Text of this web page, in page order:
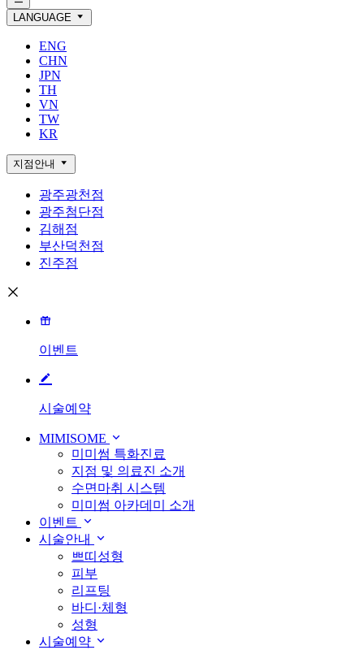
LANGUAGE
ENG
CHN
JPN
TH
VN
TW
KR
지점안내
광주광천점
광주첨단점
김해점
부산덕천점
진주점
이벤트
시술예약
MIMISOME
미미썸 특화진료
지점 및 의료진 소개
수면마취 시스템
미미썸 아카데미 소개
이벤트
시술안내
쁘띠성형
피부
리프팅
바디·체형
성형
시술예약